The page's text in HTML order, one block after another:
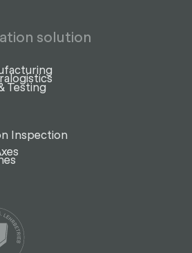
solution
Testing
Inspection